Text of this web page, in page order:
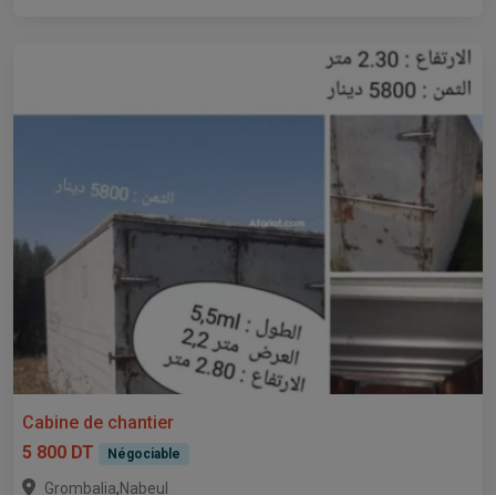
Cabine de chantier
5 800 DT
Négociable
Grombalia,Nabeul